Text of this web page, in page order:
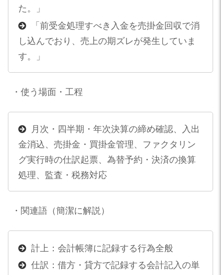
た。」
「前受金処理すべき入金を売掛金回収で消
し込んでおり、売上の期ズレが発生していま
す。」
・使う場面・工程
月次・四半期・年次決算の締め確認、入出
金消込、売掛金・買掛金管理、ファクタリン
グ実行時の仕訳起票、為替予約・決済の換算
処理、監査・税務対応
・関連語（簡潔に解説）
計上：会計帳簿に記録する行為全般
仕訳：借方・貸方で記録する会計記入の単